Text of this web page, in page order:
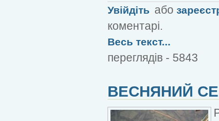
Увійдіть або
коментарі.
Весь текст...
переглядів - 5843
ВЕСНЯНИЙ